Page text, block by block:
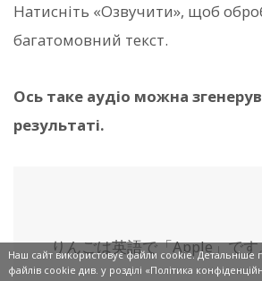
Натисніть «Озвучити», щоб
багатомовний текст.
Ось таке аудіо можна
результаті.
りんごは英語で「Apple」で
Наш сайт використовує файли cookie. Детальніше
файлів cookie див. у розділі «Політика